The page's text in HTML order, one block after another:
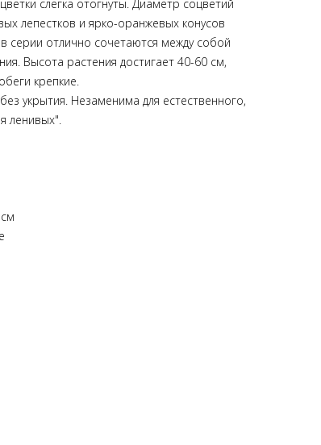
слегка отогнуты. Диаметр соцветий
лепестков и ярко-оранжевых конусов
серии отлично сочетаются между собой
Высота растения достигает 40-60 см,
крепкие.
укрытия. Незаменима для естественного,
ленивых".